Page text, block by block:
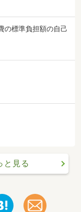
の標準負担額の自己
と見る